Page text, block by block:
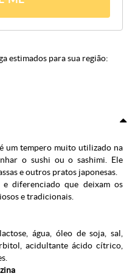
estimados para sua região:
um tempero muito utilizado na
o sushi ou o sashimi. Ele
e outros pratos japonesas.
diferenciado que deixam os
e tradicionais.
água, óleo de soja, sal,
acidultante ácido cítrico,